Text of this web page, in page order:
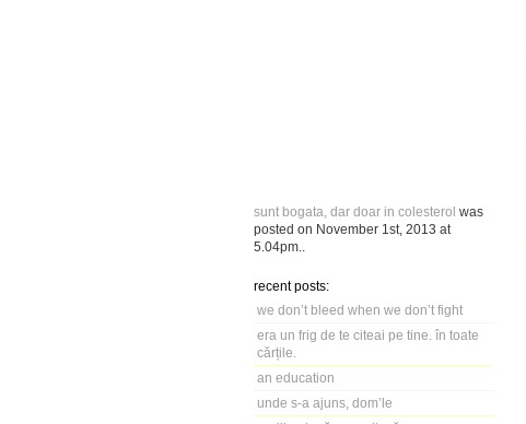
sunt bogata, dar doar in colesterol was
posted on November 1st, 2013 at
5.04pm
recent posts:
we don’t bleed when we don’t fight
era un frig de te citeai pe tine. în toate
cărțile.
an education
unde s-a ajuns, dom’le